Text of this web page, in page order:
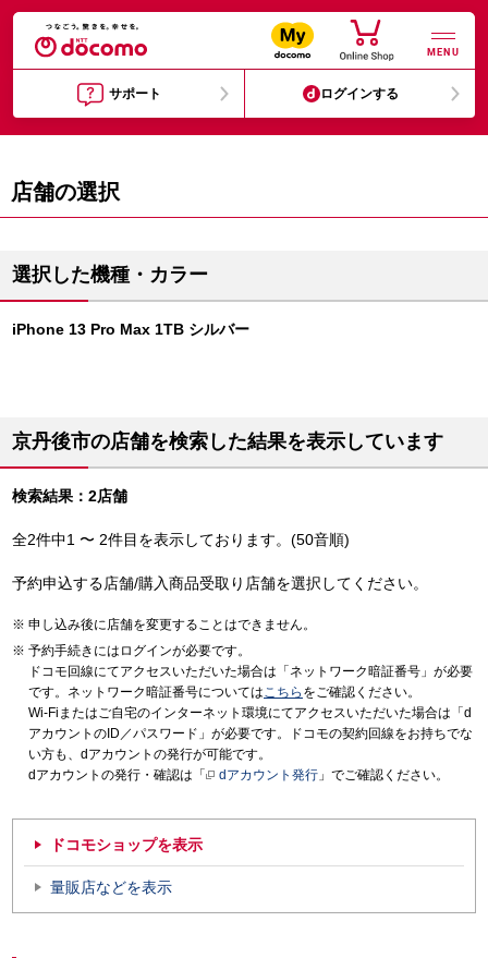
MENU
サポート ログインする
店舗の選択
選択した機種・カラー
iPhone 13 Pro Max 1TB シルバー
京丹後市の店舗を検索した結果を表示しています
検索結果：2店舗
全2件中1 〜 2件目を表示しております。(50音順)
予約申込する店舗/購入商品受取り店舗を選択してください。
申し込み後に店舗を変更することはできません。
予約手続きにはログインが必要です。
ドコモ回線にてアクセスいただいた場合は「ネットワーク暗証番号」が必要
です。ネットワーク暗証番号についてはこちら をご確認ください。
Wi-Fiまたはご自宅のインターネット環境にてアクセスいただいた場合は「d
アカウントのID／パスワード」が必要です。ドコモの契約回線をお持ちでな
い方も、dアカウントの発行が可能です。
dアカウントの発行・確認は「
dアカウント発行 」でご確認ください。
ドコモショップを表示
量販店などを表示